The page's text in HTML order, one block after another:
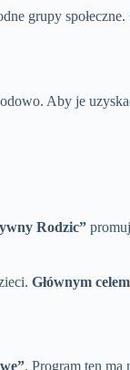
grupy społeczne.
Aby je
Rodzic”
Głównym
. Program ten ma